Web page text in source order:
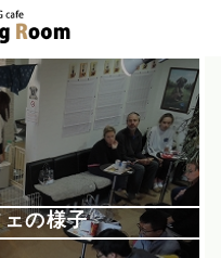
ェの様子